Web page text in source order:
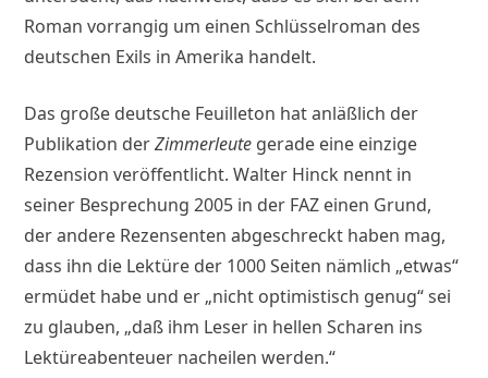
Roman vorrangig um einen Schlüsselroman des
deutschen Exils in Amerika handelt.
Das große deutsche Feuilleton hat anläßlich der
Publikation derZimmerleute gerade eine einzige
Rezension veröffentlicht. Walter Hinck nennt in
seiner Besprechung 2005 in der FAZ einen Grund,
der andere Rezensenten abgeschreckt haben mag,
dass ihn die Lektüre der 1000 Seiten nämlich „etwas“
ermüdet habe und er „nicht optimistisch genug“ sei
zu glauben, „daß ihm Leser in hellen Scharen ins
Lektüreabenteuer nacheilen werden.“